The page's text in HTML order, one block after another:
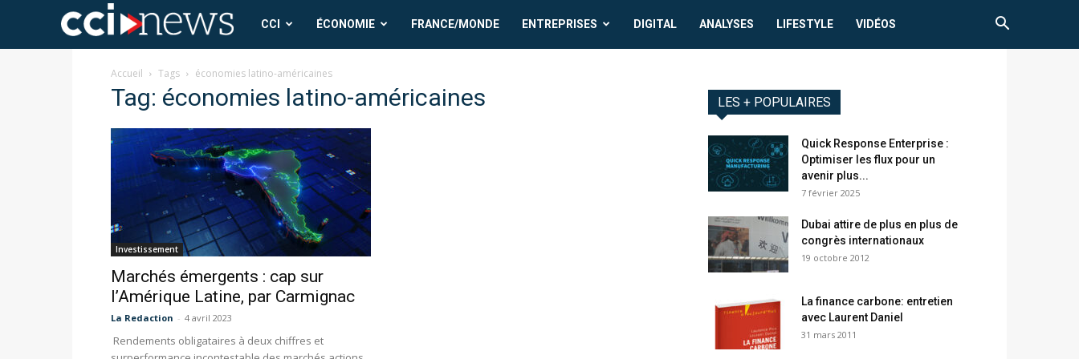
CCI
News
CCI ÉCONOMIE FRANCE/MONDE ENTREPRISES DIGITAL ANALYSES LIFESTYLE VIDÉOS
Accueil Tags économies latino-américaines
Tag: économies latino-américaines
Investissement
Marchés émergents : cap sur
l’Amérique Latine, par Carmignac
La Redaction - 4 avril 2023
Rendements obligataires à deux chiffres et
LES + POPULAIRES
Quick Response Enterprise :
Optimiser les flux pour un
avenir plus...
7 février 2025
Dubai attire de plus en plus de
congrès internationaux
19 octobre 2012
La finance carbone: entretien
avec Laurent Daniel
31 mars 2011